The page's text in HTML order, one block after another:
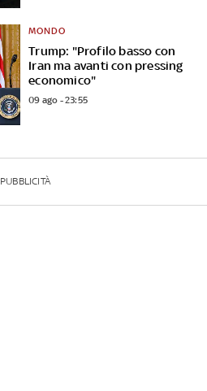
Trump: "Profilo basso con
Iran ma avanti con pressing
economico"
MONDO
09 ago - 23:55
PUBBLICITÀ